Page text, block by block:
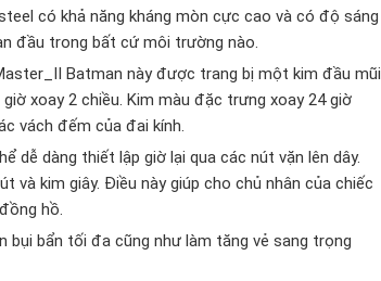
có khả năng kháng mòn cực cao và có độ sáng
đầu trong bất cứ môi trường nào.
Batman này được trang bị một kim đầu mũi
xoay 2 chiều. Kim màu đặc trưng xoay 24 giờ
vách đếm của đai kính.
dễ dàng thiết lập giờ lại qua các nút vặn lên dây.
kim giây. Điều này giúp cho chủ nhân của chiếc
hồ.
bụi bẩn tối đa cũng như làm tăng vẻ sang trọng